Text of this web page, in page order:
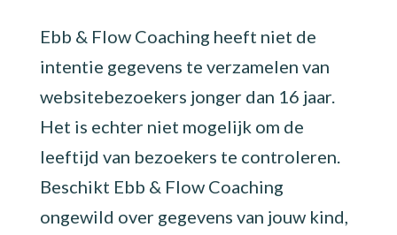
Ebb & Flow Coaching heeft niet de
intentie gegevens te verzamelen van
websitebezoekers jonger dan 16 jaar.
Het is echter niet mogelijk om de
leeftijd van bezoekers te controleren.
Beschikt Ebb & Flow Coaching
ongewild over gegevens van jouw kind,